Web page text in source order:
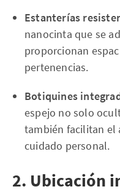
Estanterías
nanocinta que se
proporcionan
pertenencias.
Botiquines
espejo no solo
también facilitan el
cuidado personal.
2. Ubicación